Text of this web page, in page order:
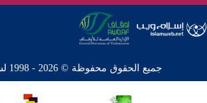
جميع الحقوق محفوظة © 2026 - 1998 لشبكة إسلام ويب